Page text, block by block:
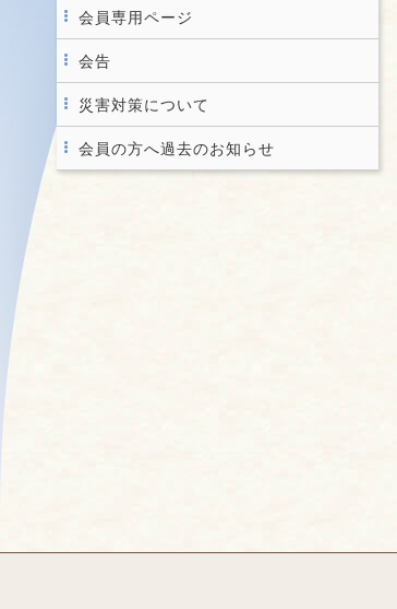
会員専用ページ
会告
災害対策について
会員の方へ過去のお知らせ